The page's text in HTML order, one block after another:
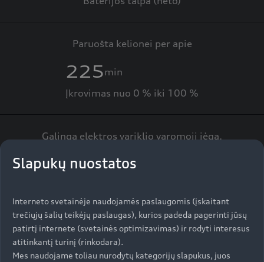
Paruošta kelionei per apie
225min
Įkrovimas nuo 0 % iki 100 %
Galinga elektros variklio varomoji jėga.
130kW
Degalų sąnaudos (mišrusis rodiklis pagal WLTP metodiką): 4,4–3,8 l/100
km; elektros energijos sąnaudos (mišrusis rodiklis pagal WLTP metodiką):
19,7–18,9 kWh/100 km; CO₂ emisija (mišrusis rodiklis pagal WLTP
Slapukų nuostatos
Interneto svetainėje naudojamės paslaugomis (įskaitant
trečiųjų šalių teikėjų paslaugas), kurios padeda pagerinti jūsų
patirtį internete (svetainės optimizavimas) ir rodyti interesus
atitinkantį turinį (rinkodara).
Mes naudojame toliau nurodytų kategorijų slapukus, juos